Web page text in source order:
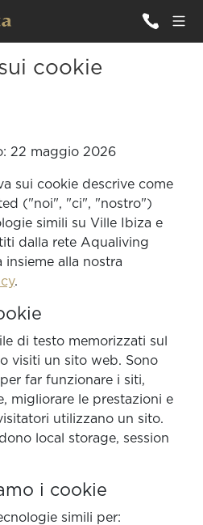
cookie
22 maggio 2026
sui cookie descrive come
("noi", "ci", "nostro")
simili su Ville Ibiza e
dalla rete Aqualiving
insieme alla nostra
.
di testo memorizzati sul
visiti un sito web. Sono
far funzionare i siti,
migliorare le prestazioni e
utilizzano un sito.
local storage, session
i cookie
simili per: